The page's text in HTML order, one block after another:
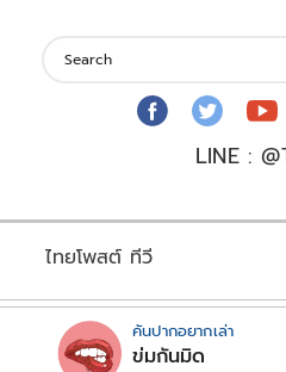
LINE :
ไทยโพสต์ ทีวี
คันปากอยากเล่า
ข่มกันมิด